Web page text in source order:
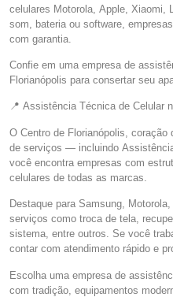
celulares Motorola, Apple, Xiaomi,
som, bateria ou software,
com garantia.
Confie em uma empresa de
Florianópolis para consertar seu
📍 Assistência Técnica de Celular
O Centro de Florianópolis,
de serviços — incluindo
você encontra empresas com
celulares de todas as marcas.
Destaque para Samsung,
serviços como troca de tela,
sistema, entre outros. Se você
contar com atendimento rápido e
Escolha uma empresa de
com tradição, equipamentos